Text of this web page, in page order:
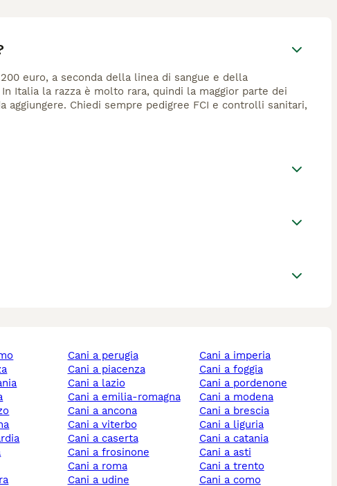
euro, a seconda della linea di sangue e della
Italia la razza è molto rara, quindi la maggior parte dei
Chiedi sempre pedigree FCI e controlli sanitari,
cani a perugia
cani a piacenza
cani a lazio
cani a emilia-romagna
cani a ancona
cani a viterbo
cani a caserta
cani a frosinone
cani a roma
cani a udine
cani a imperia
cani a foggia
cani a pordenone
cani a modena
cani a brescia
cani a liguria
cani a catania
cani a asti
cani a trento
cani a como